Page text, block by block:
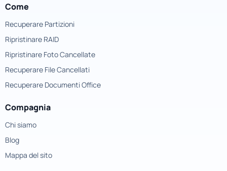
Come
Recuperare Partizioni
Ripristinare RAID
Ripristinare Foto Cancellate
Recuperare File Cancellati
Recuperare Documenti Office
Compagnia
Chi siamo
Blog
Mappa del sito